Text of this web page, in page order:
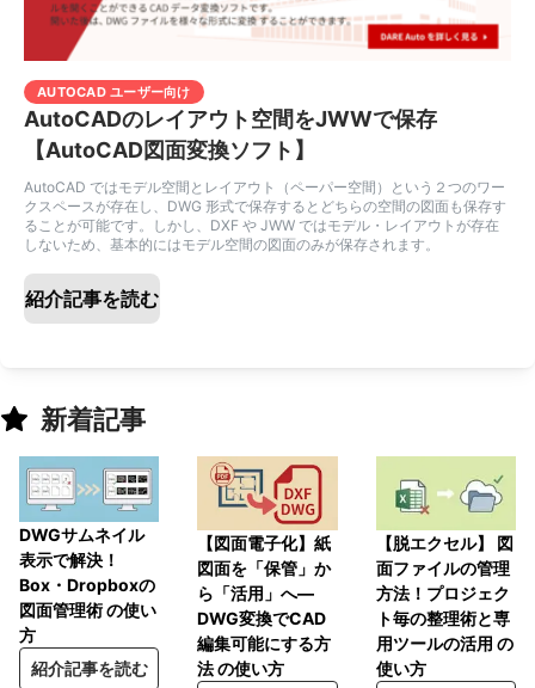
AUTOCAD ユーザー向け
AutoCADのレイアウト空間をJWWで保存
【AutoCAD図面変換ソフト】
AutoCAD ではモデル空間とレイアウト（ペーパー空間）という２つのワー
クスペースが存在し、DWG 形式で保存するとどちらの空間の図面も保存す
ることが可能です。しかし、DXF や JWW ではモデル・レイアウトが存在
しないため、基本的にはモデル空間の図面のみが保存されます。
紹介記事を読む
新着記事
DWGサムネイル
表示で解決！
Box・Dropboxの
図面管理術 の使い
方
紹介記事を読む
【図面電子化】紙
図面を「保管」か
ら「活用」へ―
DWG変換でCAD
編集可能にする方
法 の使い方
【脱エクセル】 図
面ファイルの管理
方法！プロジェク
ト毎の整理術と専
用ツールの活用 の
使い方